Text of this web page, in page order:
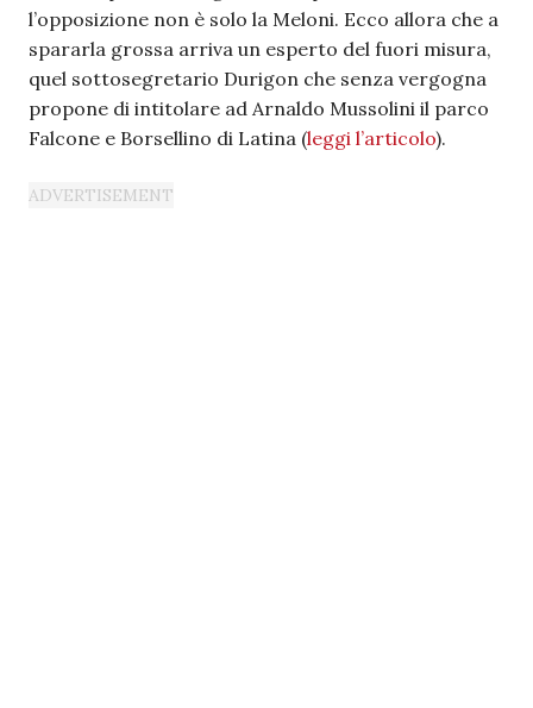
l’opposizione non è solo la Meloni. Ecco allora che a
spararla grossa arriva un esperto del fuori misura,
quel sottosegretario Durigon che senza vergogna
propone di intitolare ad Arnaldo Mussolini il parco
Falcone e Borsellino di Latina (leggi l’articolo).